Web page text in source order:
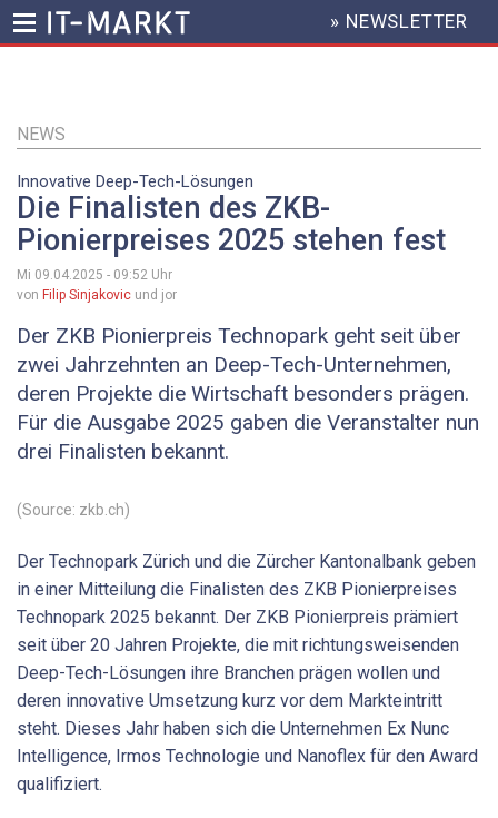
Inhalt
HEADER
MENU
» NEWSLETTER
NEWS
Innovative Deep-Tech-Lösungen
Die Finalisten des ZKB-
Pionierpreises 2025 stehen fest
Mi 09.04.2025 - 09:52 Uhr
von Filip Sinjakovic und jor
Der ZKB Pionierpreis Technopark geht seit über
zwei Jahrzehnten an Deep-Tech-Unternehmen,
deren Projekte die Wirtschaft besonders prägen.
Für die Ausgabe 2025 gaben die Veranstalter nun
drei Finalisten bekannt.
(Source: zkb.ch)
Der Technopark Zürich und die Zürcher Kantonalbank geben
in einer Mitteilung die Finalisten des ZKB Pionierpreises
Technopark 2025 bekannt. Der ZKB Pionierpreis prämiert
seit über 20 Jahren Projekte, die mit richtungsweisenden
Deep-Tech-Lösungen ihre Branchen prägen wollen und
deren innovative Umsetzung kurz vor dem Markteintritt
steht. Dieses Jahr haben sich die Unternehmen Ex Nunc
Intelligence, Irmos Technologie und Nanoflex für den Award
qualifiziert.